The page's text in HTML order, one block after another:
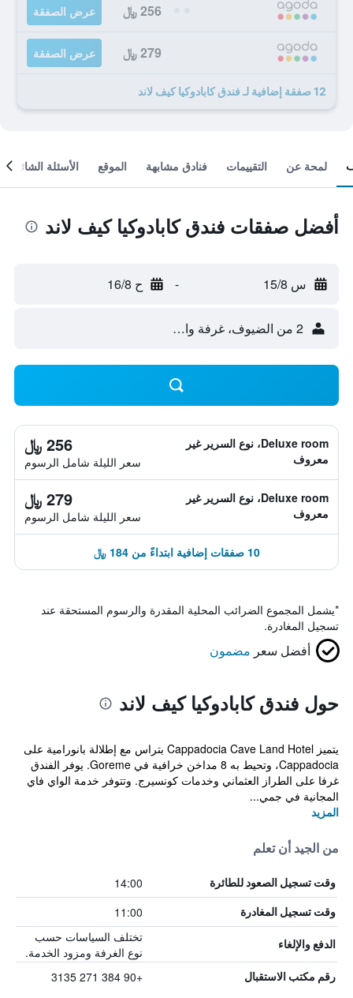
256 ﷼ عرض الصفقة
279 ﷼ عرض الصفقة
12 صفقة إضافية لـ فندق كابادوكيا كيف لاند
لمحة عن التقييمات فنادق مشابهة الموقع الأسئلة الشائعة
أفضل صفقات فندق كابادوكيا كيف لاند
س 15/8 - ح 16/8
2 من الضيوف، غرفة واحدة
Deluxe room، نوع السرير غير
معروف
256 ﷼
سعر الليلة شامل الرسوم
Deluxe room، نوع السرير غير
معروف
279 ﷼
سعر الليلة شامل الرسوم
10 صفقات إضافية ابتداءً من 184 ﷼
*يشمل المجموع الضرائب المحلية المقدرة والرسوم المستحقة عند
تسجيل المغادرة.
أفضل سعر مضمون
حول فندق كابادوكيا كيف لاند
يتميز Cappadocia Cave Land Hotel بتراس مع إطلالة بانورامية على
Cappadocia، وتحيط به 8 مداخن خرافية في Goreme. يوفر الفندق
غرفا على الطراز العثماني وخدمات كونسيرج. وتتوفر خدمة الواي فاي
المجانية في جمي...
المزيد
من الجيد أن تعلم
وقت تسجيل الصعود للطائرة 14:00
وقت تسجيل المغادرة 11:00
الدفع والإلغاء
تختلف السياسات حسب
نوع الغرفة ومزود الخدمة.
رقم مكتب الاستقبال +90 384 271 3135